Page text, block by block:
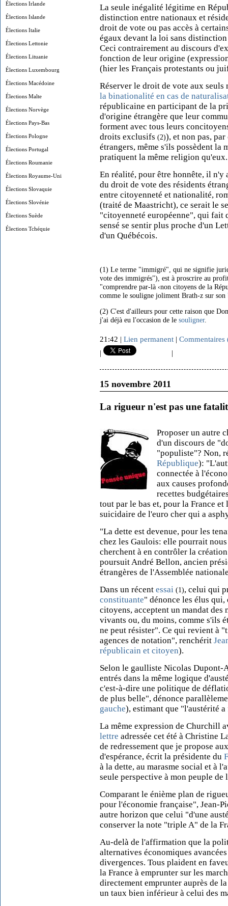
Élections Irlande
Élections Islande
Élections Italie
Élections Lettonie
Élections Lituanie
Élections Luxembourg
Élections Macédoine
Élections Malte
Élections Norvège
Élections Pays-Bas
Élections Pologne
Élections Portugal
Élections Roumanie
Élections Royaume-Uni
Élections Slovaquie
Élections Slovénie
Élections Suède
Élections Tchéquie
La seule inégalité légitime en
distinction entre nationaux et
droit de vote ou pas accès à
égaux devant la loi sans
Ceci contrairement au discours
fonction de leur origine
(hier les Français protestants ou
Réserver le droit de vote aux
la binationalité en cas de
républicaine en participant de la
d'origine étrangère que leur
forment avec tous leurs
droits exclusifs (2)), et non pas,
étrangers, même s'ils possèdent la
pratiquent la même religion qu'eux.
En réalité, pour être honnête, il n'y
du droit de vote des résidents
entre citoyenneté et nationalité,
(traité de Maastricht), ce serait le
"citoyenneté européenne", qui
sensé se sentir plus proche d'un
d'un Québécois.
(1) Le terme "immigré", qui ne signifie
vote des immigrés"), est à proscrire au
"comprendre par-là ‹non citoyens de la
comme le souligne joliment Brath-z sur son
(2) C'est d'ailleurs pour cette raison que
j'ai déjà eu l'occasion de le souligner.
21:42 | Lien permanent | Commentaires
|
|
15 novembre 2011
La rigueur n'est pas une
Proposer un autre
d'un discours de
"populiste"? Non,
République):
connectée à
aux causes
recettes
tout par le bas et, pour la France
suicidaire de l'euro cher qui a
"La dette est devenue, pour les
chez les Gaulois: elle pourrait
cherchent à en contrôler la
poursuit André Bellon, ancien
étrangères de l'Assemblée
Dans un récent essai (1), celui qui
constituante" dénonce les élus
citoyens, acceptent un mandat des
vivants ou, du moins, comme s'ils
ne peut résister". Ce qui revient à
agences de notation", renchérit
républicain et citoyen).
Selon le gaulliste Nicolas Dupont-
entrés dans la même logique
c'est-à-dire une politique de
de plus belle", dénonce
gauche), estimant que "l'austérité
La même expression de Churchill
lettre adressée cet été à Christine
de redressement que je propose
d'espérance, écrit la présidente du
à la dette, au marasme social et à
seule perspective à mon peuple de
Comparant le énième plan de
pour l'économie française", Jean-
autre horizon que celui "d'une
conserver la note "triple A" de la
Au-delà de l'affirmation que la
alternatives économiques
divergences. Tous plaident en
la France à emprunter sur les
directement emprunter auprès de
un taux bien inférieur à celui des